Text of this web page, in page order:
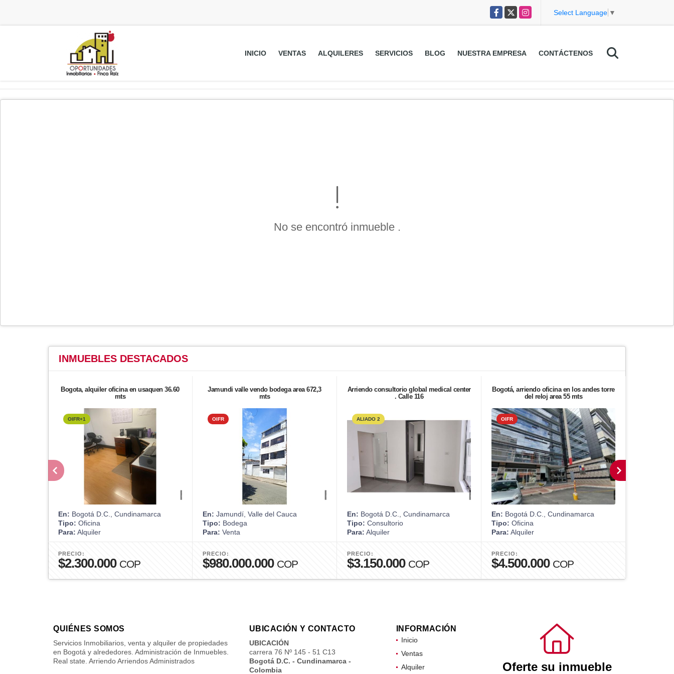
Facebook
X Instagram Select Language ▼
INICIO VENTAS ALQUILERES SERVICIOS BLOG NUESTRA EMPRESA CONTÁCTENOS
No se encontró inmueble .
INMUEBLES DESTACADOS
Bogota, alquiler oficina en usaquen 36.60
mts
OIFR+1
En: Bogotá D.C., Cundinamarca
Tipo: Oficina
Para: Alquiler
PRECIO:
$2.300.000 COP
Jamundi valle vendo bodega area 672,3
mts
OIFR
En: Jamundí, Valle del Cauca
Tipo: Bodega
Para: Venta
PRECIO:
$980.000.000 COP
Arriendo consultorio global medical center
. Calle 116
ALIADO 2
En: Bogotá D.C., Cundinamarca
Tipo: Consultorio
Para: Alquiler
PRECIO:
$3.150.000 COP
Bogotá, arriendo oficina en los andes torre
del reloj area 55 mts
OIFR
En: Bogotá D.C., Cundinamarca
Tipo: Oficina
Para: Alquiler
PRECIO:
$4.500.000 COP
QUIÉNES SOMOS
Servicios Inmobiliarios, venta y alquiler de propiedades
en Bogotá y alrededores. Administración de Inmuebles.
Real state. Arriendo Arriendos Administrados
UBICACIÓN Y CONTACTO
UBICACIÓN
carrera 76 Nº 145 - 51 C13
Bogotá D.C. - Cundinamarca -
Colombia
INFORMACIÓN
Inicio
Ventas
Alquiler
Oferte su inmueble